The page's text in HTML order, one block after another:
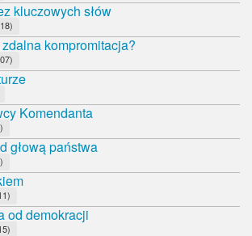
kluczowych słów
kompromitacja?
Komendanta
głową państwa
od demokracji